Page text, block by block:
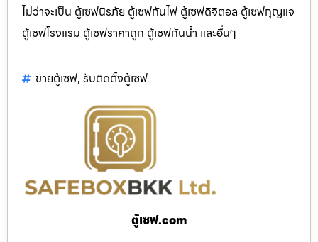
ไม่ว่าจะเป็น ตู้เซฟนิรภัย ตู้เซฟกันไฟ ตู้เซฟดิจิตอล ตู้เซฟกุญแจ
ตู้เซฟโรงแรม ตู้เซฟราคาถูก ตู้เซฟกันน้ำ และอื่นๆ
ขายตู้เซฟ, รับติดตั้งตู้เซฟ
ตู้เซฟ.com